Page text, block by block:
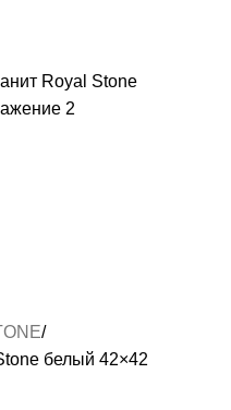
белый 42×42